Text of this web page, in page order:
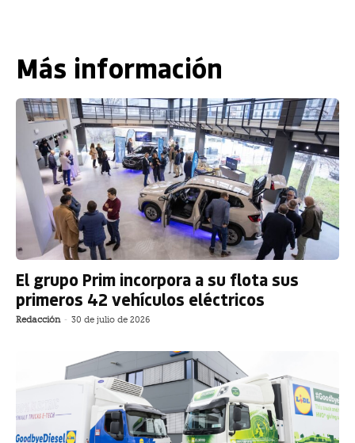
Más información
El grupo Prim incorpora a su flota sus
primeros 42 vehículos eléctricos
Redacción - 30 de julio de 2026